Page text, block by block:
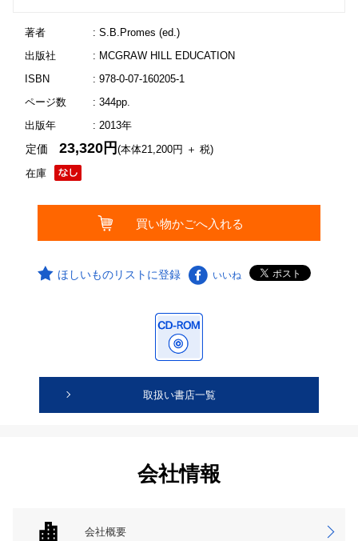
著者
: S.B.Promes (ed.)
出版社
: MCGRAW HILL EDUCATION
ISBN
: 978-0-07-160205-1
ページ数
: 344pp.
出版年
: 2013年
在庫
定価23,320円(本体21,200円 ＋ 税)
ほしいものリストに登録 いいね
取扱い書店一覧
会社情報
会社概要